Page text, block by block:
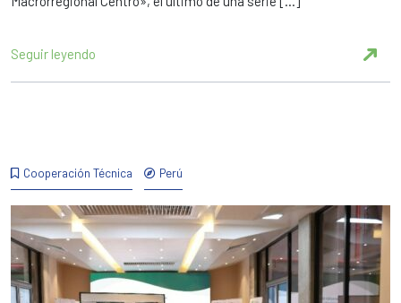
Seguir leyendo
Cooperación Técnica Perú